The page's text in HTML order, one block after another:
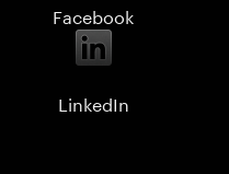
Facebook
LinkedIn